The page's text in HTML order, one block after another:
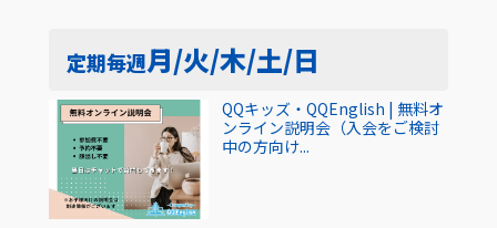
定期毎週月/火/木/土/日
QQキッズ・QQEnglish | 無料オ
ンライン説明会（入会をご検討
中の方向け...